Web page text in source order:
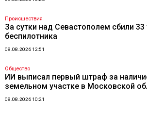
Происшествия
За сутки над Севастополем сбили 33
беспилотника
08.08.2026 12:51
Общество
ИИ выписал первый штраф за
земельном участке в Московской
08.08.2026 10:21